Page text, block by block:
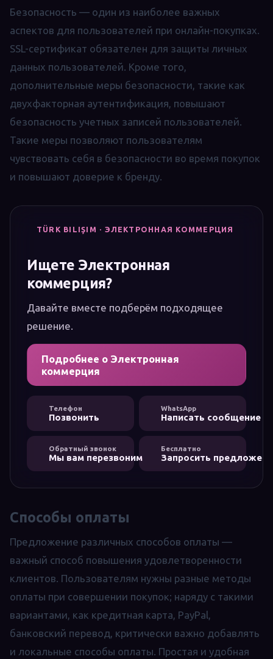
Безопасность — один из наиболее важных
аспектов для пользователей при онлайн-покупках.
SSL-сертификат обязателен для защиты личных
данных пользователей. Кроме того,
дополнительные меры безопасности, такие как
двухфакторная аутентификация, повышают
безопасность учетных записей пользователей.
Такие меры позволяют пользователям
чувствовать себя в безопасности во время покупок
и повышают доверие к бренду.
TÜRK BILIŞIM · ЭЛЕКТРОННАЯ КОММЕРЦИЯ
Ищете Электронная
коммерция?
Давайте вместе подберём подходящее
решение.
Подробнее о Электронная
коммерция
Телефон
Позвонить
WhatsApp
Написать сообщение
Обратный звонок
Мы вам перезвоним
Бесплатно
Запросить
Способы оплаты
Предложение различных способов оплаты —
важный способ повышения удовлетворенности
клиентов. Пользователям нужны разные методы
оплаты при совершении покупок; наряду с такими
вариантами, как кредитная карта, PayPal,
банковский перевод, критически важно добавлять
и локальные способы оплаты. Простая и удобная